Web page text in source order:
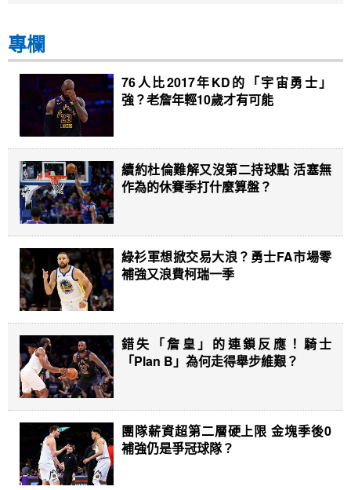
專欄
76人比2017年KD的「宇宙勇士」
強？老詹年輕10歲才有可能
續約杜倫難解又沒第二持球點 活塞無
作為的休賽季打什麼算盤？
綠衫軍想掀交易大浪？勇士FA市場零
補強又浪費柯瑞一季
錯失「詹皇」的連鎖反應！騎士
「Plan B」為何走得舉步維艱？
團隊薪資超第二層硬上限 金塊季後0
補強仍是爭冠球隊？